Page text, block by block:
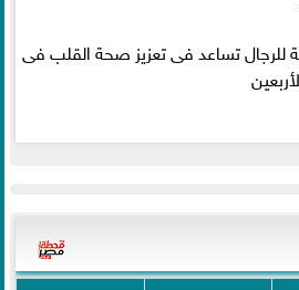
للرجال تساعد فى تعزيز صحة القلب فى